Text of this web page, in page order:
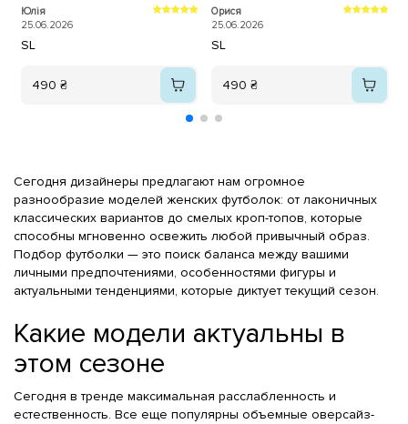
свіжо та по-літньому.
Юлія
25.06.2026
SL
490 ₴
базовими речами в моєму
гардеробі, дякую магазину за
Орися
25.06.2026
SL
490 ₴
Сегодня дизайнеры предлагают нам огромное
разнообразие моделей женских футболок: от лаконичных
классических вариантов до смелых кроп-топов, которые
способны мгновенно освежить любой привычный образ.
Подбор футболки — это поиск баланса между вашими
личными предпочтениями, особенностями фигуры и
актуальными тенденциями, которые диктует текущий сезон.
Какие модели актуальны в
этом сезоне
Сегодня в тренде максимальная расслабленность и
естественность. Все еще популярны объемные оверсайз-